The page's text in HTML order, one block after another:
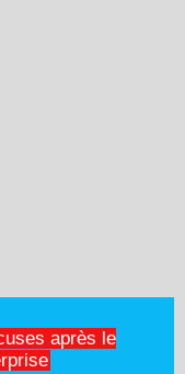
après le